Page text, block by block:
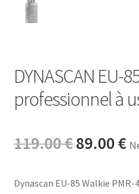
DYNASCAN EU-
professionnel à
119.00€ Original
was:
89.00 €
is:
Dynascan EU-85 Walkie PMR-